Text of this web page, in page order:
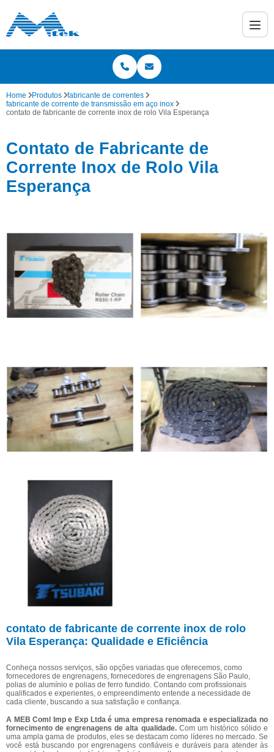
Home Produtos
fabricante de correntes
fabricante de corrente de transmissão em aço inox
contato de fabricante de corrente inox de rolo Vila Esperança
Contato de Fabricante de
Corrente Inox de Rolo Vila
Esperança
contato de fabricante de corrente inox de rolo
Vila Esperança: Qualidade e Eficiência
Conheça nossos serviços, são opções variadas que oferecemos, como
fornecedores de engrenagens, fornecedores de engrenagens São Paulo,
polias de alumínio e polias de ferro fundido. Contando com profissionais
qualificados e experientes, o empreendimento entende a necessidade de
cada cliente, buscando a sua satisfação e confiança.
A MEB Coml Imp e Exp Ltda é uma empresa renomada e especializada no
fornecimento de engrenagens de alta qualidade.Com um histórico sólido e
uma ampla gama de produtos, eles se destacam como líderes no mercado. Se
você está buscando por engrenagens confiáveis e duráveis para atender às